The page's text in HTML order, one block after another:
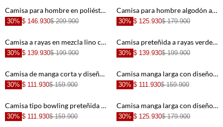
+ +
+ +
+ +
+ +
Camisa para hombre en poliéster azul rayas fit relajado
30% $ 146.930$ 209.900
Camisa para hombre algodón azul a rayas corte recto preteñida
30% $ 125.930$ 179.900
Camisa a rayas en mezcla lino café para hombre
30% $ 139.930$ 199.900
Camisa preteñida a rayas verde para hombre
30% $ 139.930$ 199.900
Camisa de manga corta y diseño a rayas crudo para hombre
30% $ 111.930$ 159.900
Camisa manga larga con diseño a rayas con acabado suave para hombre
30% $ 111.930$ 159.900
Camisa tipo bowling preteñida a rayas para hombre
30% $ 111.930$ 159.900
Camisa manga larga con diseño a rayas con diseño versátil para hombre de silueta ajustada
30% $ 125.930$ 179.900